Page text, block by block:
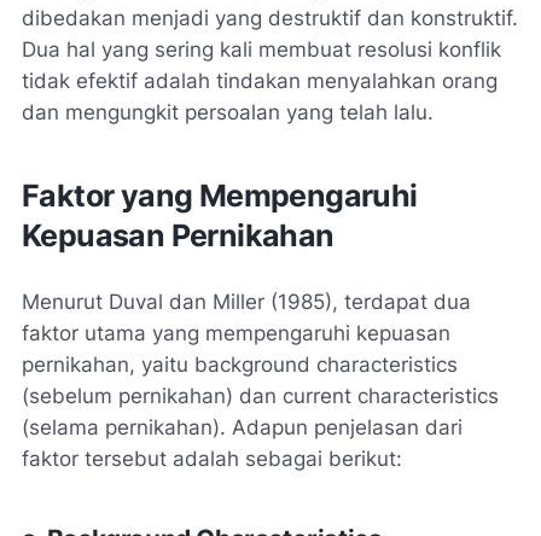
dibedakan menjadi yang destruktif dan konstruktif.
Dua hal yang sering kali membuat resolusi konflik
tidak efektif adalah tindakan menyalahkan orang
dan mengungkit persoalan yang telah lalu.
Faktor yang Mempengaruhi
Kepuasan Pernikahan
Menurut Duval dan Miller (1985), terdapat dua
faktor utama yang mempengaruhi kepuasan
pernikahan, yaitu background characteristics
(sebelum pernikahan) dan current characteristics
(selama pernikahan). Adapun penjelasan dari
faktor tersebut adalah sebagai berikut: